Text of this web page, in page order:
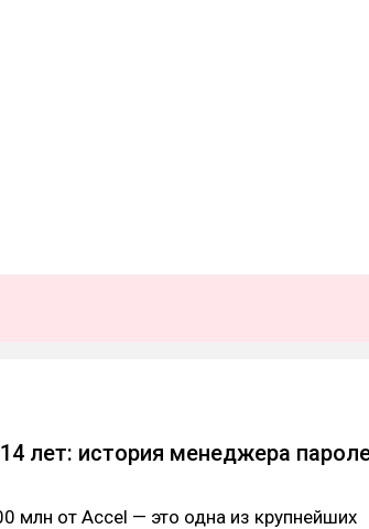
лет: история менеджера
млн от Accel — это одна из крупнейших